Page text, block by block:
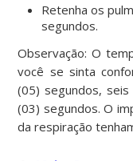
Retenha os
segundos.
Observação: O
você se sinta
(05) segundos,
(03) segundos. O
da respiração